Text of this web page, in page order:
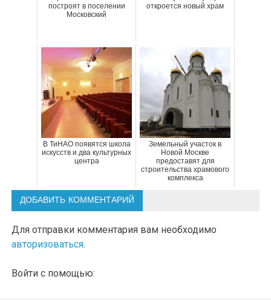
построят в поселении
Московский
откроется новый храм
В ТиНАО появятся школа
искусств и два культурных
центра
Земельный участок в
Новой Москве
предоставят для
строительства храмового
комплекса
ДОБАВИТЬ КОММЕНТАРИЙ
Для отправки комментария вам необходимо
авторизоваться.
Войти с помощью: